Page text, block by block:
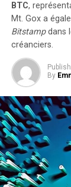
BTC,
Mt. Goxa
Bitstampdans
créanciers.
By